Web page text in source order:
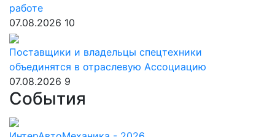
работе
07.08.2026 10
Поставщики и владельцы спецтехники
объединятся в отраслевую Ассоциацию
07.08.2026 9
События